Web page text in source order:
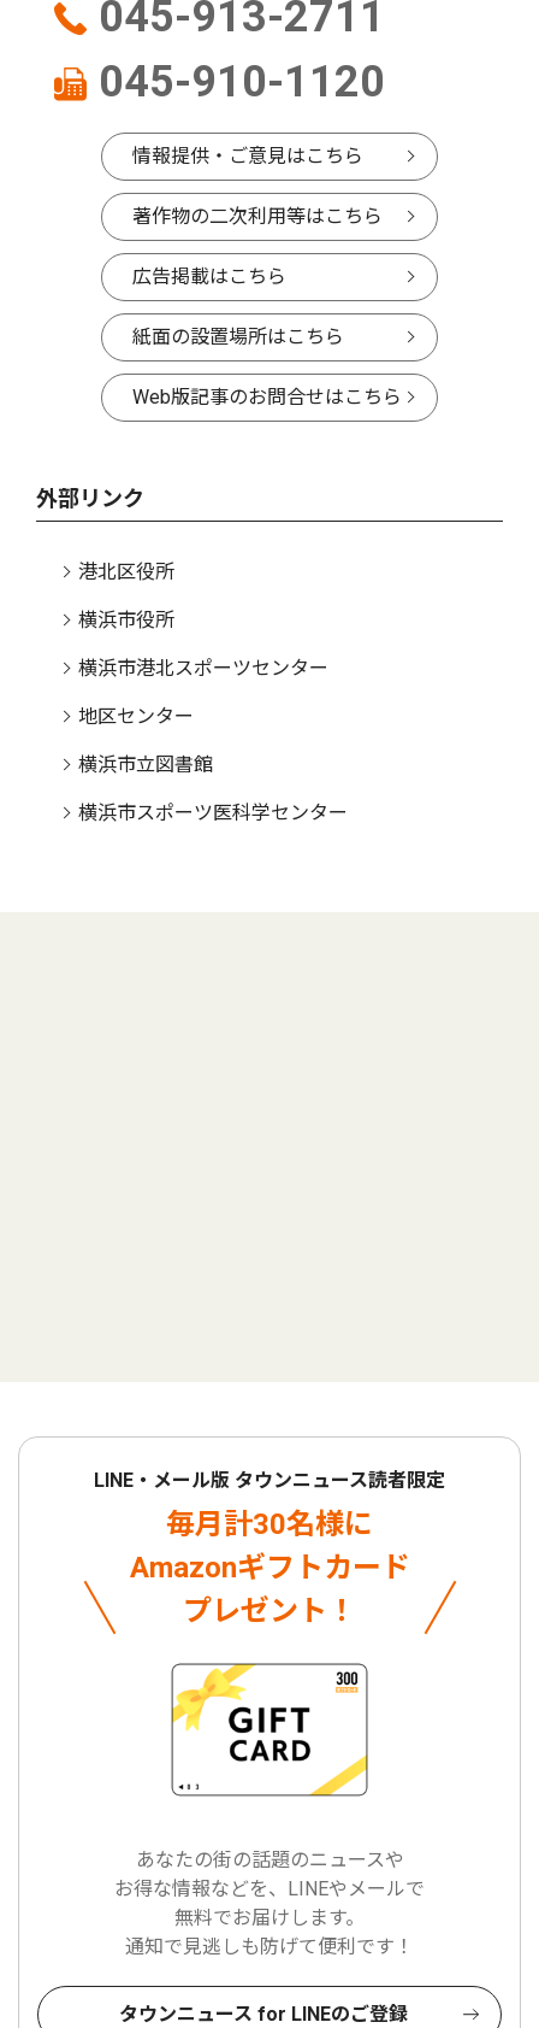
045-913-2711
045-910-1120
情報提供・ご意見はこちら
著作物の二次利用等はこちら
広告掲載はこちら
紙面の設置場所はこちら
Web版記事のお問合せはこちら
外部リンク
港北区役所
横浜市役所
横浜市港北スポーツセンター
地区センター
横浜市立図書館
横浜市スポーツ医科学センター
LINE・メール版 タウンニュース読者限定
毎月計30名様に
Amazonギフトカード
プレゼント！
あなたの街の話題のニュースや
お得な情報などを、LINEやメールで
無料でお届けします。
通知で見逃しも防げて便利です！
タウンニュース for LINEのご登録